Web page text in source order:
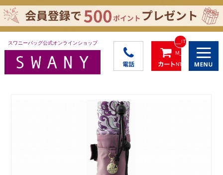
スワニーバッグ公式オンラインショップ __IT
M_C
NT_